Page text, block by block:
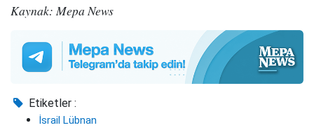
Kaynak: Mepa News
Etiketler :
İsrail Lübnan